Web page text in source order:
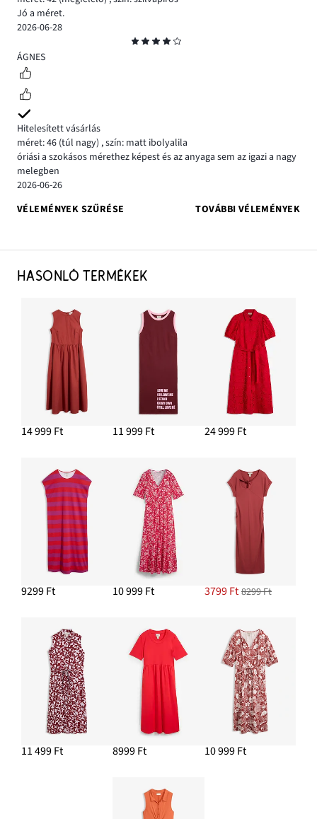
Jó a méret.
2026-06-28
4
ÁGNES
Hitelesített vásárlás
méret: 46 (túl nagy) ,szín: matt ibolyalila
óriási a szokásos mérethez képest és az anyaga sem az igazi a nagy
melegben
2026-06-26
VÉLEMÉNYEK SZŰRÉSE
TOVÁBBI VÉLEMÉNYEK
HASONLÓ TERMÉKEK
14 999 Ft 11 999 Ft 24 999 Ft
9299 Ft 10 999 Ft 3799 Ft 8299 Ft
11 499 Ft 8999 Ft 10 999 Ft